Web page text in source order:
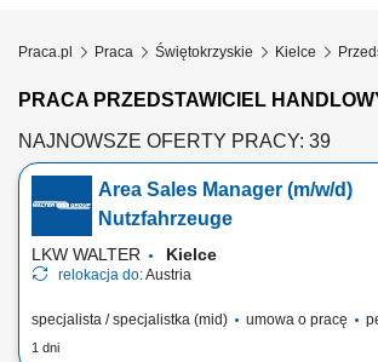
Praca.pl Praca Świętokrzyskie Kielce
PRACA PRZEDSTAWICIEL
NAJNOWSZE OFERTY PRACY: 39
Area Sales Manager (m/w/d)
Nutzfahrzeuge
LKW WALTER Kielce
relokacja do:Austria
specjalista / specjalistka (mid) umowa o pracę
1 dni